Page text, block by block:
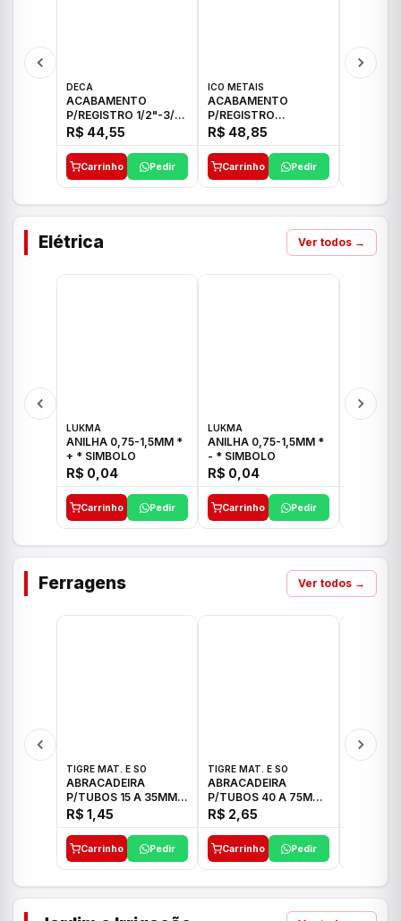
DECA
ACABAMENTO
P/REGISTRO 1/2"-3/4"
E 1"C21.PQ DECA
R$ 44,55
Carrinho Pedir
ICO METAIS
ACABAMENTO
P/REGISTRO
1/2"-3/4"-1" ACB M
CS 33 ICO
R$ 48,85
Carrinho Pedir
Elétrica Ver todos →
LUKMA
ANILHA 0,75-1,5MM *
+ * SIMBOLO
R$ 0,04
Carrinho Pedir
LUKMA
ANILHA 0,75-1,5MM *
- * SIMBOLO
R$ 0,04
Carrinho Pedir
Ferragens Ver todos →
TIGRE MAT. E SO
ABRACADEIRA
P/TUBOS 15 A 35MM
TIGRE
R$ 1,45
Carrinho Pedir
TIGRE MAT. E SO
ABRACADEIRA
P/TUBOS 40 A 75MM
TIGRE
R$ 2,65
Carrinho Pedir